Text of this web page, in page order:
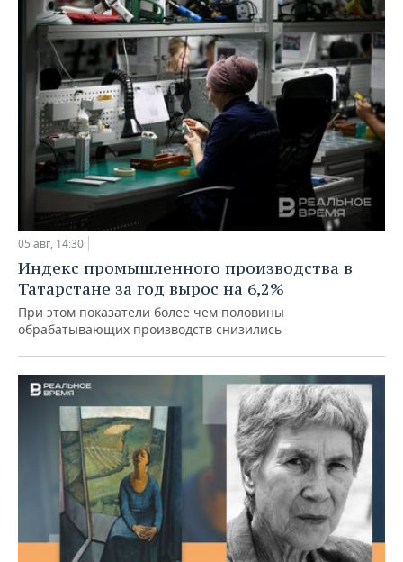
05 авг, 14:30
Индекс промышленного производства в
Татарстане за год вырос на 6,2%
При этом показатели более чем половины
обрабатывающих производств снизились